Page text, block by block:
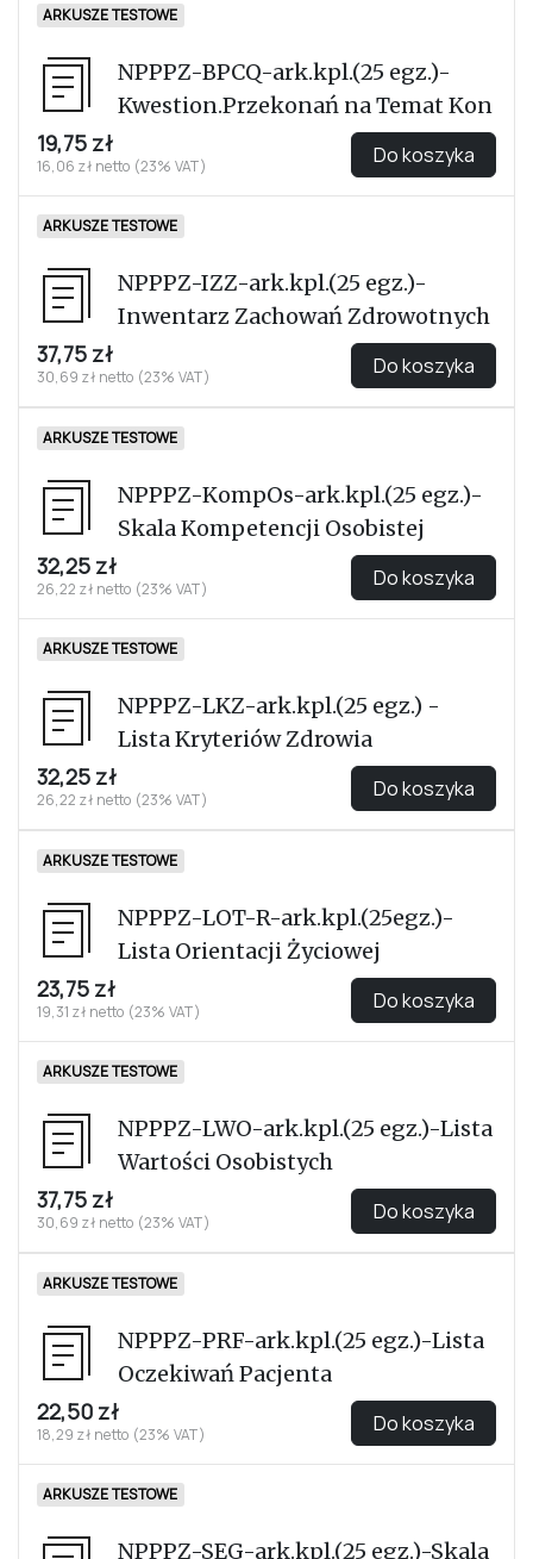
ARKUSZE TESTOWE
NPPPZ-BPCQ-ark.kpl.(25 egz.)-
Kwestion.Przekonań na Temat Kon
19,75 zł
16,06 zł netto (23% VAT) Do koszyka
ARKUSZE TESTOWE
NPPPZ-IZZ-ark.kpl.(25 egz.)-
Inwentarz Zachowań Zdrowotnych
37,75 zł
30,69 zł netto (23% VAT) Do koszyka
ARKUSZE TESTOWE
NPPPZ-KompOs-ark.kpl.(25 egz.)-
Skala Kompetencji Osobistej
32,25 zł
26,22 zł netto (23% VAT) Do koszyka
ARKUSZE TESTOWE
NPPPZ-LKZ-ark.kpl.(25 egz.) -
Lista Kryteriów Zdrowia
32,25 zł
26,22 zł netto (23% VAT) Do koszyka
ARKUSZE TESTOWE
NPPPZ-LOT-R-ark.kpl.(25egz.)-
Lista Orientacji Życiowej
23,75 zł
19,31 zł netto (23% VAT) Do koszyka
ARKUSZE TESTOWE
NPPPZ-LWO-ark.kpl.(25 egz.)-Lista
Wartości Osobistych
37,75 zł
30,69 zł netto (23% VAT) Do koszyka
ARKUSZE TESTOWE
NPPPZ-PRF-ark.kpl.(25 egz.)-Lista
Oczekiwań Pacjenta
22,50 zł
18,29 zł netto (23% VAT) Do koszyka
ARKUSZE TESTOWE
NPPPZ-SEG-ark.kpl.(25 egz.)-Skala